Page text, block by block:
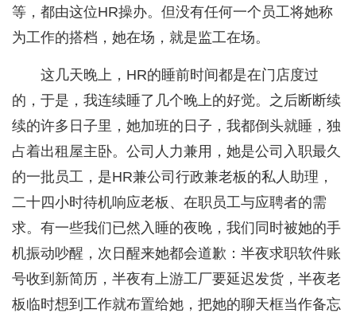
等，都由这位HR操办。但没有任何一个员工将她称
为工作的搭档，她在场，就是监工在场。
这几天晚上，HR的睡前时间都是在门店度过
的，于是，我连续睡了几个晚上的好觉。之后断断续
续的许多日子里，她加班的日子，我都倒头就睡，独
占着出租屋主卧。公司人力兼用，她是公司入职最久
的一批员工，是HR兼公司行政兼老板的私人助理，
二十四小时待机响应老板、在职员工与应聘者的需
求。有一些我们已然入睡的夜晚，我们同时被她的手
机振动吵醒，次日醒来她都会道歉：半夜求职软件账
号收到新简历，半夜有上游工厂要延迟发货，半夜老
板临时想到工作就布置给她，把她的聊天框当作备忘